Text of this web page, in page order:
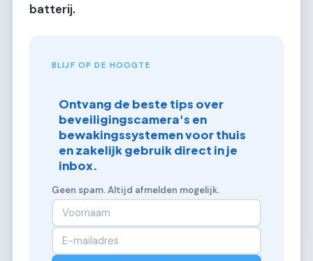
batterij.
BLIJF OP DE HOOGTE
Ontvang de beste tips over
beveiligingscamera's en
bewakingssystemen voor thuis
en zakelijk gebruik direct in je
inbox.
Geen spam. Altijd afmelden mogelijk.